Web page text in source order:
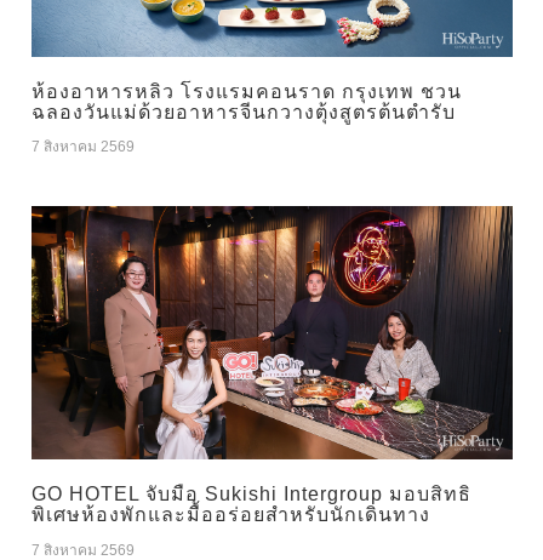
ห้องอาหารหลิว โรงแรมคอนราด กรุงเทพ ชวน
ฉลองวันแม่ด้วยอาหารจีนกวางตุ้งสูตรต้นตำรับ
7 สิงหาคม 2569
GO HOTEL จับมือ Sukishi Intergroup มอบสิทธิ
พิเศษห้องพักและมื้ออร่อยสำหรับนักเดินทาง
7 สิงหาคม 2569